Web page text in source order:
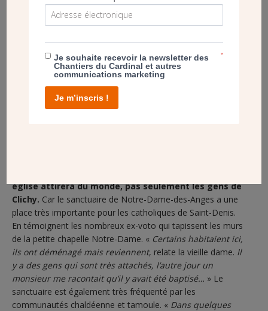
Les travaux de construction de l’église Saint-Jean-XXIII à Clichy ont
débuté en septembre 2020, ils doivent s’achever à l’été 2021. (CDC)
église attirera du monde, pas seulement les gens de
Clichy. Car le sanctuaire de Notre-Dame-des-Anges a une
place très importante pour les catholiques de Saint-Denis.
En témoignent les nombreux ex-voto qui tapissent les murs
de la petite chapelle Notre-Dame. « Certains habitaient ici,
ils ont déménagé mais reviennent, relate la vieille dame. Il
y a des gens qui sont très attachés, l’autre jour un
monsieur me racontait qu’il y avait été baptisé… » Le
sanctuaire est également très fréquenté par les
communautés chaldéenne et tamoule. « Dans quelques
Je souhaite recevoir la newsletter des
Chantiers du Cardinal et autres
communications marketing
*
Je m’inscris !